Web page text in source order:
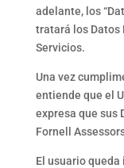
adelante, los
tratará los Datos
Servicios.
Una vez
entiende que el
expresa que sus
Fornell
El usuario